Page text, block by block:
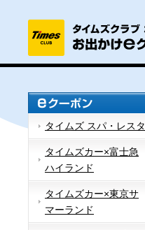
タイムズ スパ・レスタ
タイムズカー×富士急
ハイランド
タイムズカー×東京サ
マーランド